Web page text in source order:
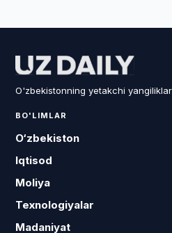
O'zbekistonning yetakchi
BO'LIMLAR
O‘zbekiston
Iqtisod
Moliya
Texnologiyalar
Madaniyat